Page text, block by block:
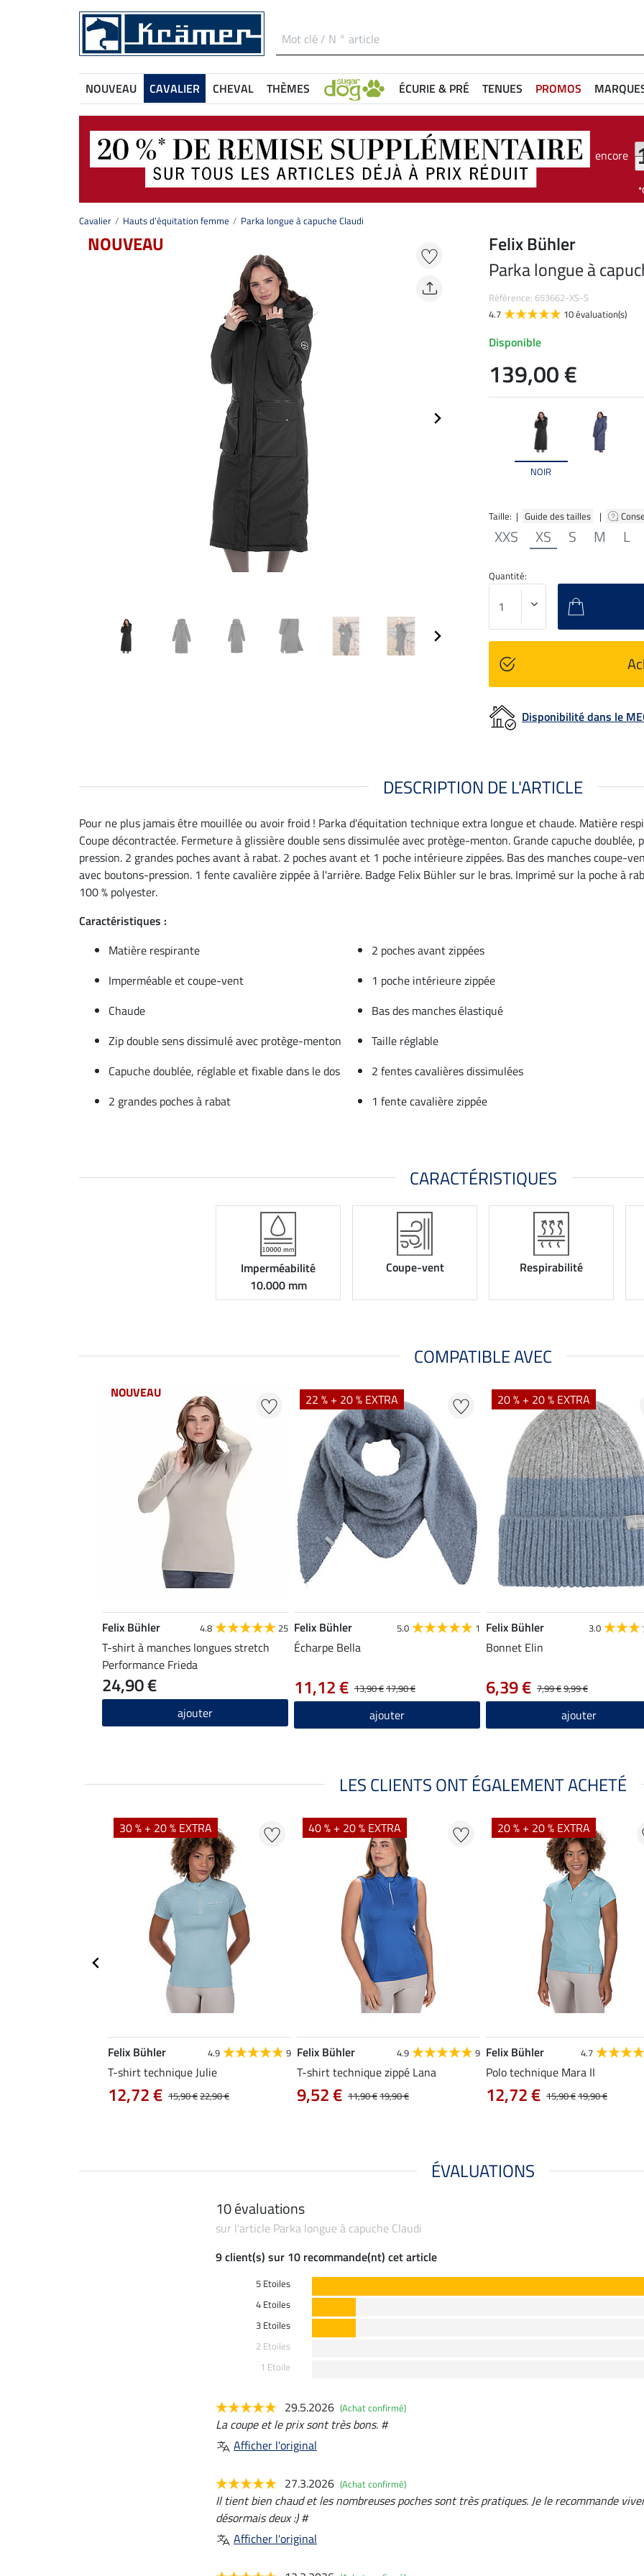
NOUVEAU CAVALIER CHEVAL THÈMES ÉCURIE & PRÉ TENUES PROMOS
encore
Cavalier Hauts d'équitation femme Parka longue à capuche Claudi
NOUVEAU
NOIR
Taille: | Guide des tailles |
XXS XS S M L
Felix Bühler
Parka longue à
Référence: 653662-XS-S
4.7
10 évaluation(s)
Disponible
139,00 €
Quantité:
Disponibilité dans le
DESCRIPTION DE L'ARTICLE
Pour ne plus jamais être mouillée ou avoir froid ! Parka d'équitation technique extra longue et chaude. Matière
Coupe décontractée. Fermeture à glissière double sens dissimulée avec protège-menton. Grande capuche
pression. 2 grandes poches avant à rabat. 2 poches avant et 1 poche intérieure zippées. Bas des manches coupe-
avec boutons-pression. 1 fente cavalière zippée à l'arrière. Badge Felix Bühler sur le bras. Imprimé sur la poche à
100 % polyester.
Caractéristiques :
Matière respirante
2 poches avant zippées
Imperméable et coupe-vent
1 poche intérieure zippée
Chaude
Bas des manches élastiqué
Zip double sens dissimulé avec protège-menton
Taille réglable
Capuche doublée, réglable et fixable dans le dos
2 fentes cavalières dissimulées
2 grandes poches à rabat
1 fente cavalière zippée
CARACTÉRISTIQUES
Imperméabilité
10.000 mm
Coupe-vent Respirabilité
COMPATIBLE AVEC
NOUVEAU
Felix Bühler 4.8 25
T-shirt à manches longues stretch
Performance Frieda
24,90 €
ajouter
22 % + 20 % EXTRA
Felix Bühler 5.0 1
Écharpe Bella
13,90 €17,90 €
11,12 €
ajouter
20 % + 20 % EXTRA
Felix Bühler 3.0
Bonnet Elin
7,99 €9,99 €
6,39 €
ajouter
LES CLIENTS ONT ÉGALEMENT ACHETÉ
30 % + 20 % EXTRA
Felix Bühler 4.9 9
T-shirt technique Julie
15,90 €22,90 €
12,72 €
40 % + 20 % EXTRA
Felix Bühler 4.9 9
T-shirt technique zippé Lana
11,90 €19,90 €
9,52 €
20 % + 20 % EXTRA
Felix Bühler 4.7
Polo technique Mara II
15,90 €19,90 €
12,72 €
ÉVALUATIONS
10 évaluations
sur l'article Parka longue à capuche Claudi
9 client(s) sur 10 recommande(nt) cet article
5 Etoiles
4 Etoiles
3 Etoiles
2 Etoiles
1 Etoile
29.5.2026 (Achat confirmé)
La coupe et le prix sont très bons. #
Afficher l'original
27.3.2026 (Achat confirmé)
Il tient bien chaud et les nombreuses poches sont très pratiques. Je le recommande
désormais deux :) #
Afficher l'original